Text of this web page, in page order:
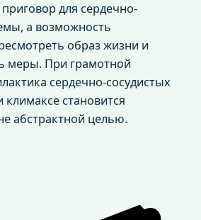
для сердечно-
а возможность
образ жизни и
меры. При грамотной
сердечно-сосудистых
становится
абстрактной целью.